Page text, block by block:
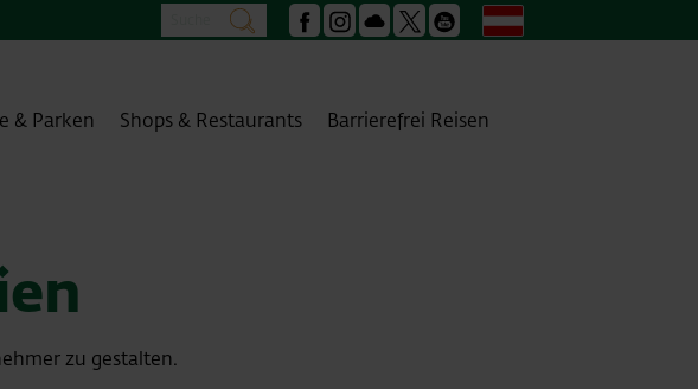
suchen Facebook
Instagram
Podcast YoutubeDeutsch
& Parken Shops & Restaurants Barrierefrei Reisen
zu gestalten.